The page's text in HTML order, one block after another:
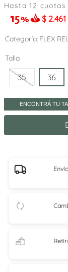
Hasta12 cuotas
$ 2.461
Categoría FLEX
Talla
35 36
ENCONTRÁ TU